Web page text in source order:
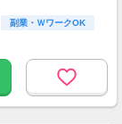
副業・ＷワークOK